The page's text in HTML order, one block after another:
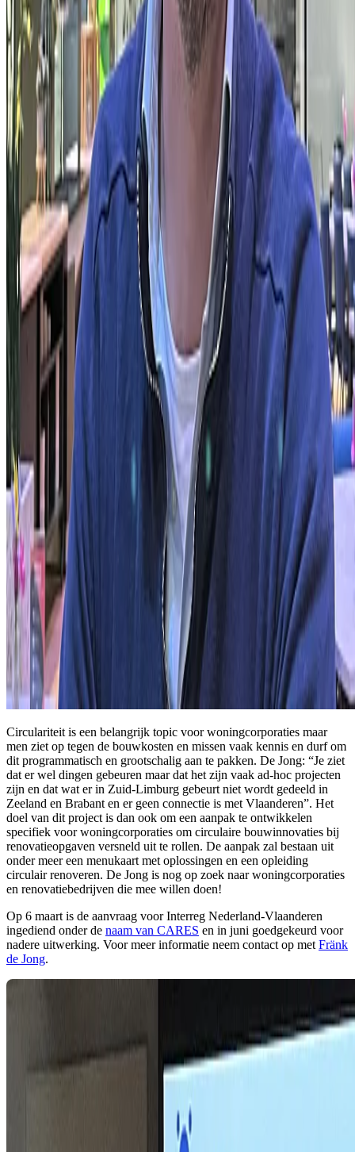
Circulariteit is een belangrijk topic voor woningcorporaties maar
men ziet op tegen de bouwkosten en missen vaak kennis en durf om
dit programmatisch en grootschalig aan te pakken. De Jong: “Je ziet
dat er wel dingen gebeuren maar dat het zijn vaak ad-hoc projecten
zijn en dat wat er in Zuid-Limburg gebeurt niet wordt gedeeld in
Zeeland en Brabant en er geen connectie is met Vlaanderen”. Het
doel van dit project is dan ook om een aanpak te ontwikkelen
specifiek voor woningcorporaties om circulaire bouwinnovaties bij
renovatieopgaven versneld uit te rollen. De aanpak zal bestaan uit
onder meer een menukaart met oplossingen en een opleiding
circulair renoveren. De Jong is nog op zoek naar woningcorporaties
en renovatiebedrijven die mee willen doen!
Op 6 maart is de aanvraag voor Interreg Nederland-Vlaanderen
ingediend onder de naam van CARES en in juni goedgekeurd voor
nadere uitwerking. Voor meer informatie neem contact op met Fränk
de Jong.